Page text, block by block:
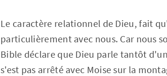
Le caractère relationnel de Dieu, fait
particulièrement avec nous. Car nous
Bible déclare que Dieu parle tantôt
s'est pas arrêté avec Moise sur la